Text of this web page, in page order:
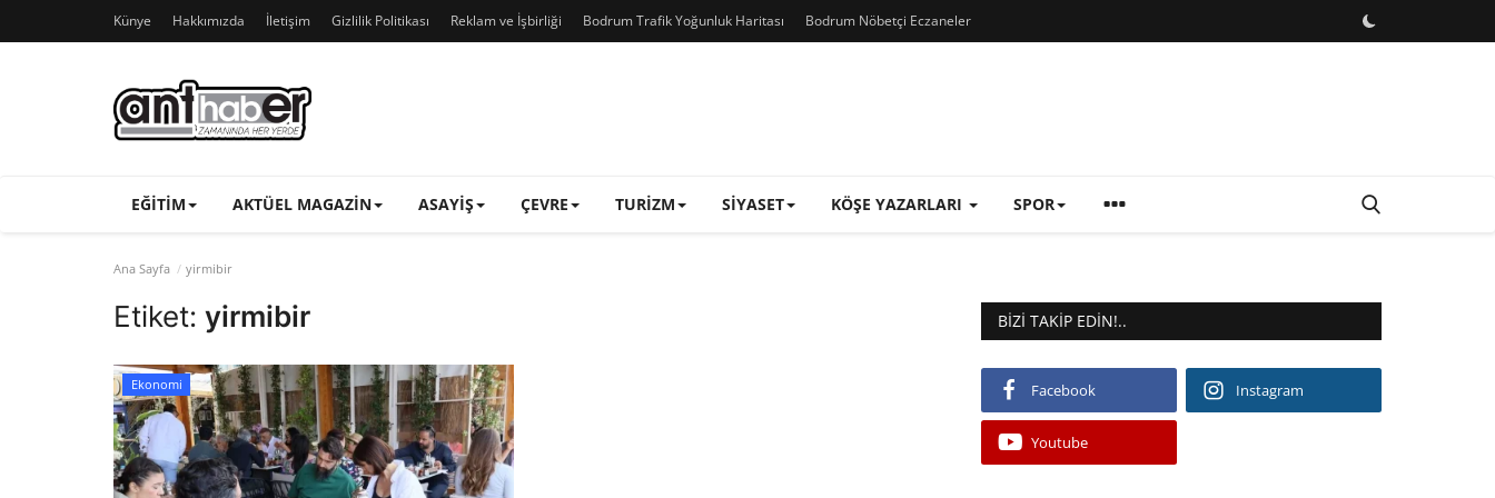
Künye Hakkımızda İletişim Gizlilik Politikası Reklam ve İşbirliği Bodrum Trafik Yoğunluk Haritası Bodrum Nöbetçi Eczaneler
EĞITIM AKTÜEL MAGAZIN ASAYIŞ ÇEVRE TURIZM SIYASET KÖŞE YAZARLARI SPOR
Ana Sayfa yirmibir
Etiket: yirmibir
Ekonomi
BIZI TAKIP EDIN!..
Facebook Instagram
Youtube